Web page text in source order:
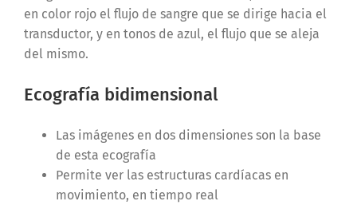
en color rojo el flujo de sangre que se dirige hacia el
transductor, y en tonos de azul, el flujo que se aleja
del mismo.
Ecografía bidimensional
Las imágenes en dos dimensiones son la base
de esta ecografía
Permite ver las estructuras cardíacas en
movimiento, en tiempo real